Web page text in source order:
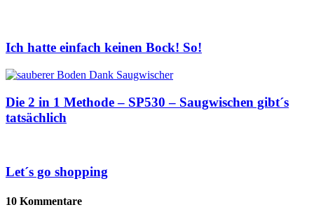
Ich hatte einfach keinen Bock! So!
Die 2 in 1 Methode – SP530 – Saugwischen gibt´s
tatsächlich
Let´s go shopping
10 Kommentare